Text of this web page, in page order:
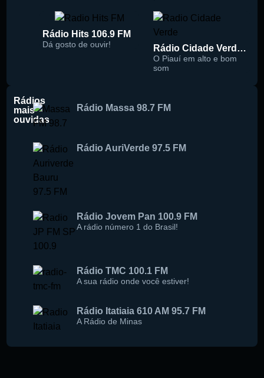
Rádio Hits 106.9 FM
Dá gosto de ouvir! Rádio Cidade Verde 93.5 FM
O Piauí em alto e bom
som
Rádios
mais
ouvidas
Rádio Massa 98.7 FM
Rádio AuriVerde 97.5 FM
Rádio Jovem Pan 100.9 FM
A rádio número 1 do Brasil!
Rádio TMC 100.1 FM
A sua rádio onde você estiver!
Rádio Itatiaia 610 AM 95.7 FM
A Rádio de Minas